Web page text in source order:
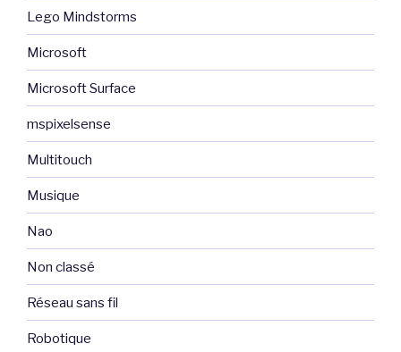
Lego Mindstorms
Microsoft
Microsoft Surface
mspixelsense
Multitouch
Musique
Nao
Non classé
Réseau sans fil
Robotique